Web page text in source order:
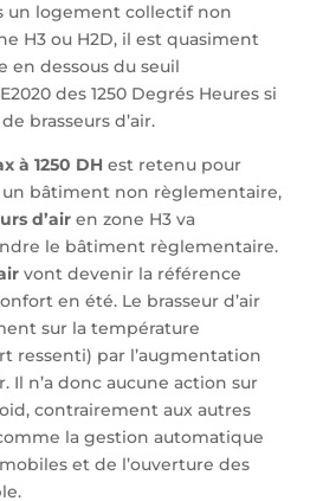
un logement collectif non
H3 ou H2D, il est quasiment
en dessous du seuil
des 1250 Degrés Heures si
brasseurs d’air.
à 1250 DHest retenu pour
un bâtiment non règlementaire,
d’airen zone H3 va
le bâtiment règlementaire.
vont devenir la référence
en été. Le brasseur d’air
sur la température
ressenti) par l’augmentation
Il n’a donc aucune action sur
contrairement aux autres
la gestion automatique
et de l’ouverture des